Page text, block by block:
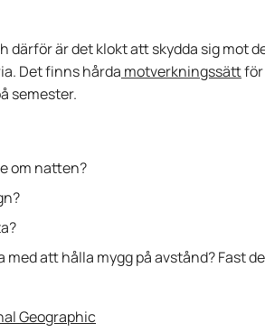
därför är det klokt att skydda sig mot
Det finns hårda motverkningssättför
semester.
om natten?
med att hålla mygg på avstånd? Fast
Geographic